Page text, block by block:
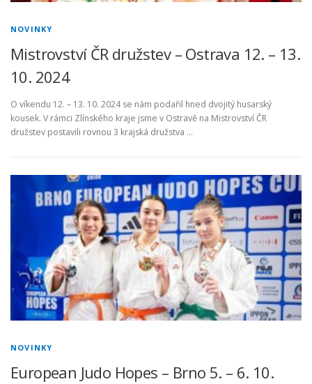
i
t
y
NOVINKY
Mistrovství ČR družstev – Ostrava 12. – 13.
10. 2024
O víkendu 12. – 13. 10. 2024 se nám podařil hned dvojitý husarský
kousek. V rámci Zlínského kraje jsme v Ostravě na Mistrovství ČR
družstev postavili rovnou 3 krajská družstva …
NOVINKY
European Judo Hopes – Brno 5. – 6. 10.